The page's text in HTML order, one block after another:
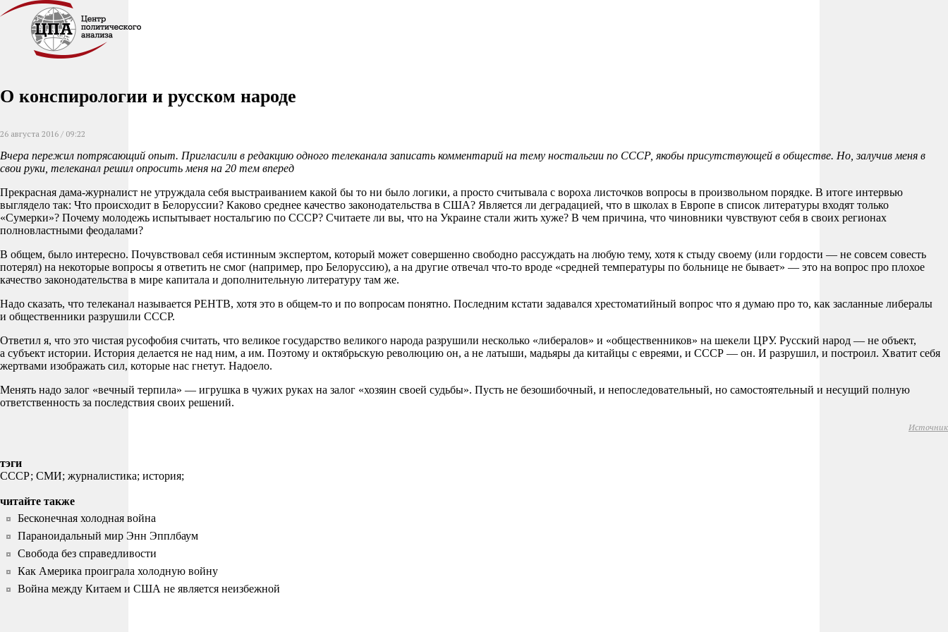
О конспирологии и русском народе
26 августа 2016 / 09:22
Вчера пережил потрясающий опыт. Пригласили в редакцию одного телеканала записать комментарий на тему ностальгии по СССР, якобы присутствующей в обществе. Но, залучив меня в
свои руки, телеканал решил опросить меня на 20 тем вперед
Прекрасная дама-журналист не утруждала себя выстраиванием какой бы то ни было логики, а просто считывала с вороха листочков вопросы в произвольном порядке. В итоге интервью
выглядело так: Что происходит в Белоруссии? Каково среднее качество законодательства в США? Является ли деградацией, что в школах в Европе в список литературы входят только
«Сумерки»? Почему молодежь испытывает ностальгию по СССР? Считаете ли вы, что на Украине стали жить хуже? В чем причина, что чиновники чувствуют себя в своих регионах
полновластными феодалами?
В общем, было интересно. Почувствовал себя истинным экспертом, который может совершенно свободно рассуждать на любую тему, хотя к стыду своему (или гордости — не совсем совесть
потерял) на некоторые вопросы я ответить не смог (например, про Белоруссию), а на другие отвечал что-то вроде «средней температуры по больнице не бывает» — это на вопрос про плохое
качество законодательства в мире капитала и дополнительную литературу там же.
Надо сказать, что телеканал называется РЕНТВ, хотя это в общем-то и по вопросам понятно. Последним кстати задавался хрестоматийный вопрос что я думаю про то, как засланные либералы
и общественники разрушили СССР.
Ответил я, что это чистая русофобия считать, что великое государство великого народа разрушили несколько «либералов» и «общественников» на шекели ЦРУ. Русский народ — не объект,
а субъект истории. История делается не над ним, а им. Поэтому и октябрьскую революцию он, а не латыши, мадьяры да китайцы с евреями, и СССР — он. И разрушил, и построил. Хватит себя
жертвами изображать сил, которые нас гнетут. Надоело.
Менять надо залог «вечный терпила» — игрушка в чужих руках на залог «хозяин своей судьбы». Пусть не безошибочный, и непоследовательный, но самостоятельный и несущий полную
ответственность за последствия своих решений.
Источник
тэги
СССР; СМИ; журналистика; история;
читайте также
Бесконечная холодная война
Параноидальный мир Энн Эпплбаум
Свобода без справедливости
Как Америка проиграла холодную войну
Война между Китаем и США не является неизбежной